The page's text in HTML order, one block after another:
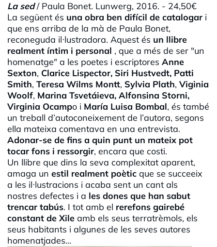
La sed/ Paula Bonet. Lunwerg, 2016. - 24,50€
La següent és una obra ben difícil de catalogar i
que ens arriba de la mà de Paula Bonet,
reconeguda il·lustradora. Aquest és un llibre
realment íntim i personal , que a més de ser "un
homenatge" a les poetes i escriptores Anne
Sexton, Clarice Lispector, Siri Hustvedt, Patti
Smith, Teresa Wilms Montt, Sylvia Plath, Viginia
Woolf, Marina Tsvetáieva, Alfonsina Storni,
Virginia Ocampo i María Luisa Bombal, és també
un treball d’autoconeixement de l’autora, segons
ella mateixa comentava en una entrevista.
Adonar-se de fins a quin punt un mateix pot
tocar fons i ressorgir, encara que costi.
Un llibre que dins la seva complexitat aparent,
amaga un estil realment poètic que se succeeix
a les il·lustracions i acaba sent un cant als
nostres defectes i a les dones que han sabut
trencar tabús. I tot amb el rerefons gairebé
constant de Xile amb els seus terratrèmols, els
seus habitants i algunes de les seves autores
homenatjades…